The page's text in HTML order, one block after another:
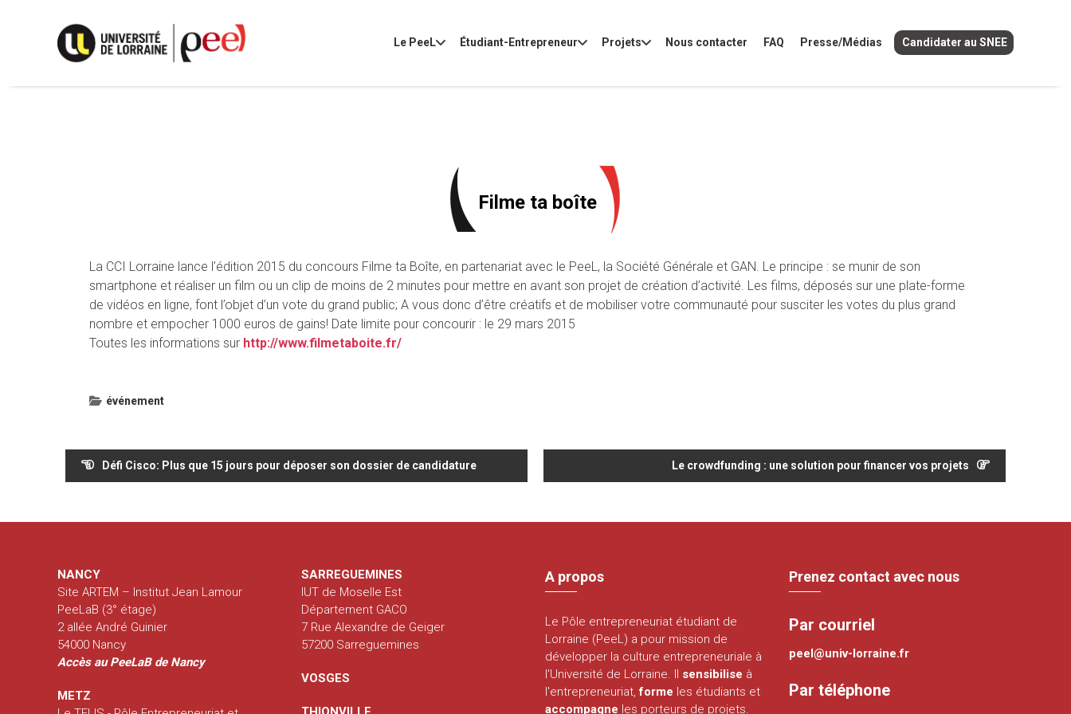
Le PeeL Étudiant-Entrepreneur Projets Nous contacter FAQ Presse/Médias Candidater au SNEE
Filme ta boîte
La CCI Lorraine lance l’édition 2015 du concours Filme ta Boîte, en partenariat avec le PeeL, la Société Générale et GAN. Le principe : se munir de son
smartphone et réaliser un film ou un clip de moins de 2 minutes pour mettre en avant son projet de création d’activité. Les films, déposés sur une plate-forme
de vidéos en ligne, font l’objet d’un vote du grand public; A vous donc d’être créatifs et de mobiliser votre communauté pour susciter les votes du plus grand
nombre et empocher 1000 euros de gains! Date limite pour concourir : le 29 mars 2015
Toutes les informations sur http://www.filmetaboite.fr/
événement
Navigation
de
Défi Cisco: Plus que 15 jours pour déposer son dossier de candidature Le crowdfunding : une solution pour financer vos projets
NANCY
Site ARTEM – Institut Jean Lamour
PeeLaB (3° étage)
2 allée André Guinier
54000 Nancy
Accès au PeeLaB de Nancy
METZ
SARREGUEMINES
IUT de Moselle Est
Département GACO
7 Rue Alexandre de Geiger
57200 Sarreguemines
VOSGES
A propos
Le Pôle entrepreneuriat étudiant de
Lorraine (PeeL) a pour mission de
développer la culture entrepreneuriale à
l'Université de Lorraine. Il sensibilise à
l'entrepreneuriat,forme les étudiants et
accompagne les porteurs de projets.
Prenez contact avec nous
Par courriel
peel@univ-lorraine.fr
Par téléphone